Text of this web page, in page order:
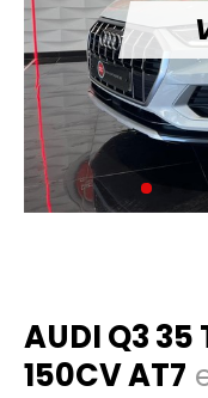
AUDI Q3 35
150CV AT7